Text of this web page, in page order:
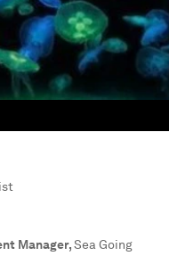
Manager,Sea Going